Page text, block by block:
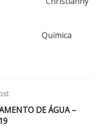
Química
DE ÁGUA –